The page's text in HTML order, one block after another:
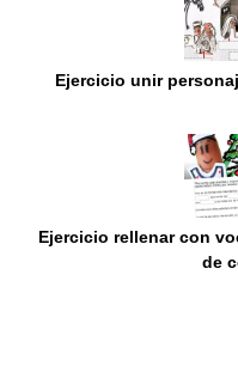
Ejercicio unir
Ejercicio rellenar con
de